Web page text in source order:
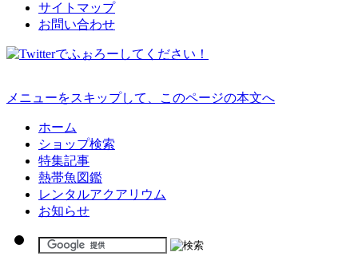
サイトマップ
お問い合わせ
メニューをスキップして、このページの本文へ
ホーム
ショップ検索
特集記事
熱帯魚図鑑
レンタルアクアリウム
お知らせ